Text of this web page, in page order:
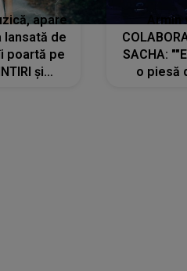
apare
lansată de
poartă pe
și
SACHA:
o piesă